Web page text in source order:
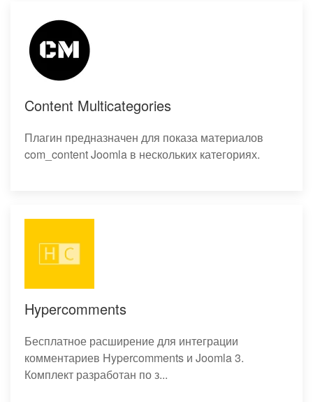
Content Multicategories
Плагин предназначен для показа материалов
com_content Joomla в нескольких категориях.
Hypercomments
Бесплатное расширение для интеграции
комментариев Hyperсomments и Joomla 3.
Комплект разработан по з...